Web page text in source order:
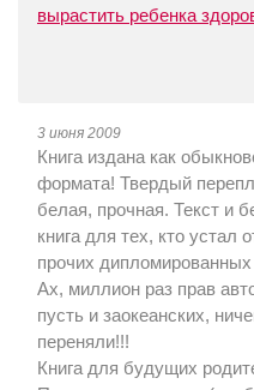
вырастить ребенка
3 июня 2009
Книга издана как
формата! Твердый
белая, прочная. Текст и
книга для тех, кто устал
прочих
Ах, миллион раз прав
пусть и заокеанских,
переняли!!!
Книга для будущих